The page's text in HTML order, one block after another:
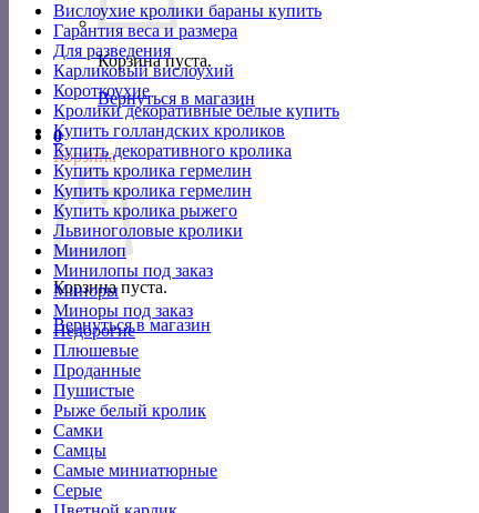
Корзина пуста.
Вернуться в магазин
0
Корзина
Корзина пуста.
Вернуться в магазин
Вислоухие кролики бараны купить
Гарантия веса и размера
Для разведения
Карликовый вислоухий
Короткоухие
Кролики декоративные белые купить
Купить голландских кроликов
Купить декоративного кролика
Купить кролика гермелин
Купить кролика гермелин
Купить кролика рыжего
Львиноголовые кролики
Минилоп
Минилопы под заказ
Миноры
Миноры под заказ
Недорогие
Плюшевые
Проданные
Пушистые
Рыже белый кролик
Самки
Самцы
Самые миниатюрные
Серые